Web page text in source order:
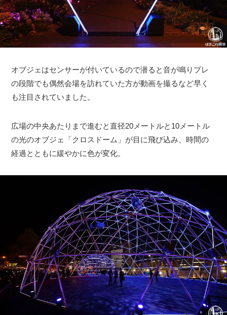
オブジェはセンサーが付いているので潜ると音が鳴りプレ
の段階でも偶然会場を訪れていた方が動画を撮るなど早く
も注目されていました。
広場の中央あたりまで進むと直径20メートルと10メートル
の光のオブジェ「クロスドーム」が目に飛び込み、時間の
経過とともに緩やかに色が変化。